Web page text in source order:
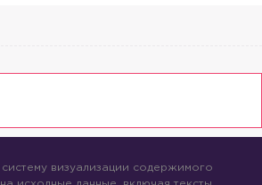
визуализации содержимого